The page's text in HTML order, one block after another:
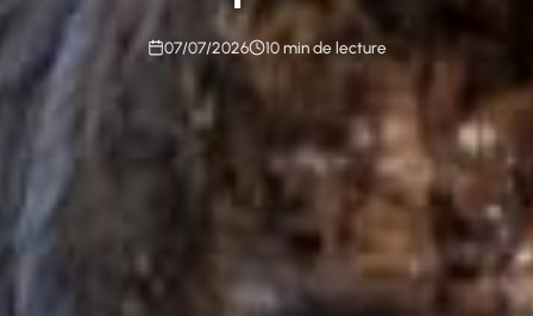
07/07/2026 10 min de lecture